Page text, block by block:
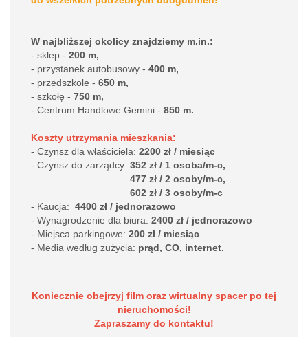
W najbliższej okolicy znajdziemy m.in.:
- sklep - 200 m,
- przystanek autobusowy - 400 m,
- przedszkole - 650 m,
- szkołę - 750 m,
- Centrum Handlowe Gemini - 850 m.
Koszty utrzymania mieszkania:
- Czynsz dla właściciela: 2200 zł / miesiąc
- Czynsz do zarządcy: 352 zł / 1 osoba/m-c,
477 zł / 2 osoby/m-c,
602 zł / 3 osoby/m-c
- Kaucja: 4400 zł / jednorazowo
- Wynagrodzenie dla biura: 2400 zł / jednorazowo
- Miejsca parkingowe: 200 zł / miesiąc
- Media według zużycia: prąd, CO, internet.
Koniecznie obejrzyj film oraz wirtualny spacer po tej
nieruchomości!
Zapraszamy do kontaktu!